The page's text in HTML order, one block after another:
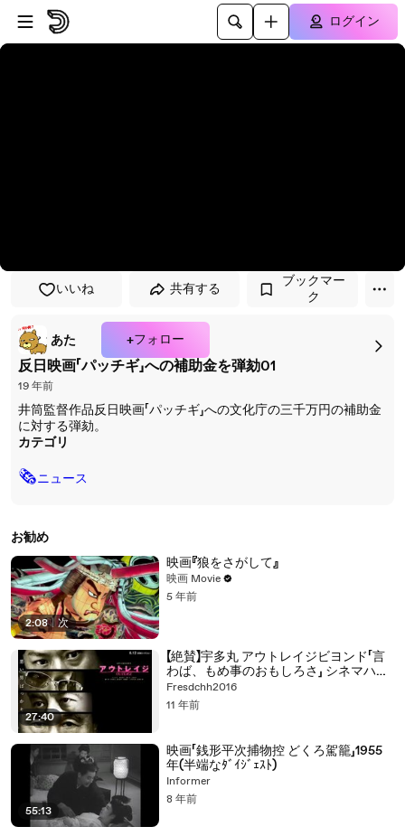
プレイヤーにスキップ
メインコンテンツにスキップ
ログイン
いいね 共有する
ブックマー
ク
あたゝゝ +フォロー
反日映画「パッチギ」への補助金を弾劾01
19 年前
井筒監督作品反日映画「パッチギ」への文化庁の三千万円の補助金
に対する弾劾。
カテゴリ
🗞ニュース
お勧め
2:08 | 次
映画『狼をさがして』
映画 Movie
5 年前
27:40
【絶賛】宇多丸 アウトレイジビヨンド「言
わば、もめ事のおもしろさ」 シネマハス
ラー
Fresdchh2016
11 年前
55:13
映画「銭形平次捕物控 どくろ駕籠」1955
年(半端なﾀﾞｲｼﾞｪｽﾄ)
Informer
8 年前